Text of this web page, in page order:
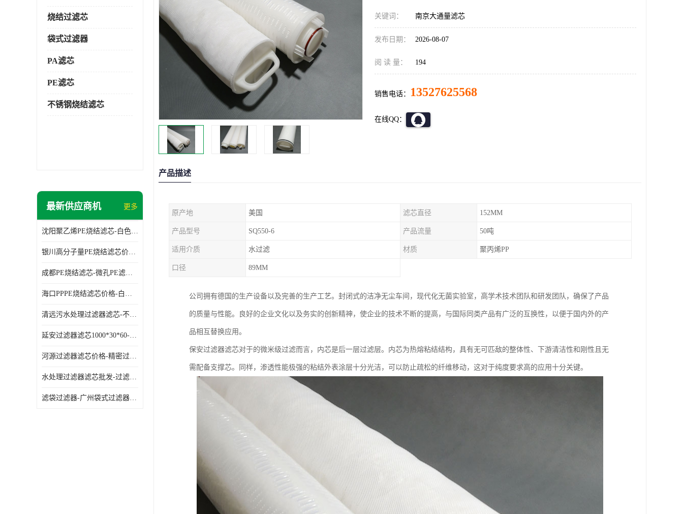
烧结过滤芯
袋式过滤器
PA滤芯
PE滤芯
不锈钢烧结滤芯
最新供应商机 更多
沈阳聚乙烯PE烧结滤芯-白色PE滤芯-使用寿命长
银川高分子量PE烧结滤芯价格-过滤器PE滤芯-高流通能力
成都PE烧结滤芯-微孔PE滤芯-拆洗方便
海口PPPE烧结滤芯价格-白色PE滤芯-各种规格定制
清远污水处理过滤器滤芯-不锈钢过滤器-欢迎来电咨询
延安过滤器滤芯1000*30*60-水过滤筒-型号齐全
河源过滤器滤芯价格-精密过滤器-大流量滤芯
水处理过滤器滤芯批发-过滤器水过滤-节能环保
滤袋过滤器-广州袋式过滤器厂家-经久耐用
关键词： 南京大通量滤芯
发布日期： 2026-08-07
阅 读 量： 194
销售电话： 13527625568
在线QQ：
产品描述
原产地 美国 滤芯直径 152MM
产品型号 SQ550-6 产品流量 50吨
适用介质 水过滤 材质 聚丙烯PP
口径 89MM
公司拥有德国的生产设备以及完善的生产工艺。封闭式的洁净无尘车间，现代化无菌实验室，高学术技术团队和研发团队，确保了产品
的质量与性能。良好的企业文化以及务实的创新精神，使企业的技术不断的提高，与国际同类产品有广泛的互换性，以便于国内外的产
品相互替换应用。
保安过滤器滤芯对于的微米级过滤而言，内芯是后一层过滤层。内芯为热熔粘结结构，具有无可匹敌的整体性、下游清洁性和刚性且无
需配备支撑芯。同样，渗透性能极强的粘结外表涂层十分光洁，可以防止疏松的纤维移动，这对于纯度要求高的应用十分关键。